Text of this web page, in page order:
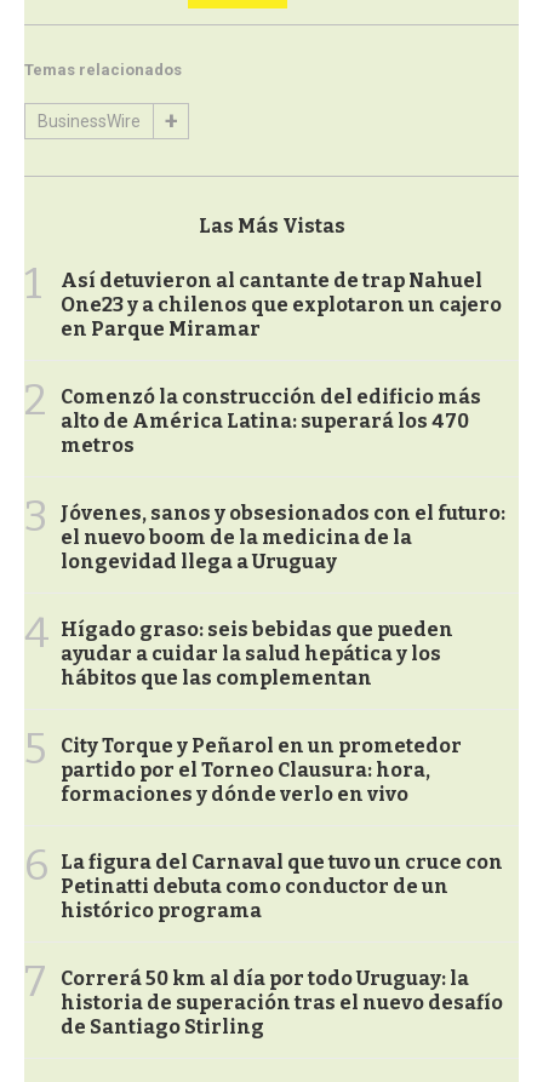
Temas relacionados
BusinessWire
Las Más Vistas
1
Así detuvieron al cantante de trap Nahuel
One23 y a chilenos que explotaron un cajero
en Parque Miramar
2
Comenzó la construcción del edificio más
alto de América Latina: superará los 470
metros
3
Jóvenes, sanos y obsesionados con el futuro:
el nuevo boom de la medicina de la
longevidad llega a Uruguay
4 Hígado graso: seis bebidas que pueden
ayudar a cuidar la salud hepática y los
hábitos que las complementan
5
City Torque y Peñarol en un prometedor
partido por el Torneo Clausura: hora,
formaciones y dónde verlo en vivo
6
La figura del Carnaval que tuvo un cruce con
Petinatti debuta como conductor de un
histórico programa
7
Correrá 50 km al día por todo Uruguay: la
historia de superación tras el nuevo desafío
de Santiago Stirling